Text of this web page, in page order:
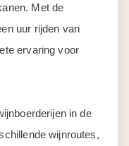
Met de
uur rijden van
ervaring voor
in de
wijnroutes,